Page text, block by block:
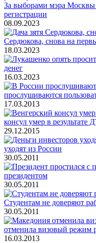
За выборами мэра Москвы
регистрации
08.09.2023
Сердюкова, снова на
18.03.2023
денег
16.03.2023
прослушиваются
17.03.2013
консул умер в результате
29.12.2015
уходят из России
30.05.2011
президентом
30.05.2011
Студентам не доверяют
30.05.2011
отменила визовый режим
16.03.2013